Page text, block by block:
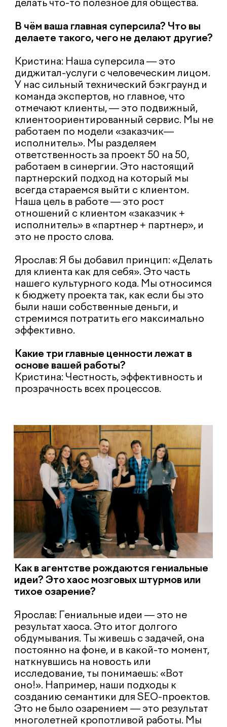
Как в агентстве рождаются гениальные
идеи? Это хаос мозговых штурмов или
тихое озарение?
Ярослав: Гениальные идеи — это не
результат хаоса. Это итог долгого
обдумывания. Ты живешь с задачей, она
постоянно на фоне, и в какой-то момент,
наткнувшись на новость или
исследование, ты понимаешь: «Вот
оно!». Например, наши подходы к
Это не было озарением — это результат
многолетней кропотливой работы. Мы
научились находить поисковые запросы,
которые упускают конкуренты, и
создавать такие ТЗ, по которым
экспертам приятно писать. В итоге наши
статьи получают в 2-3 раза больше
органического трафика.
Руслан: Лучшие идеи рождаются из
начинаем работать с новым брендом для
меня важно его «пощупать»: я стараюсь
купить всю линейку продукции, пробую,
чтобы понять, чем живет бренд и
действительно ли это качественный
продукт. Мы стремимся стать для
четкое понимание бизнес-задачи и ты
ставишь себя на место целевой
аудитории. Когда ты пытаешься понять,
как бы ты хотел, чтобы бренд с тобой
коммуницировал, и накладываешь это на
свою экспертизу — рождаются самые
эффективные решения.
Какой метафорой можно описать
атмосферу в команде?
Ярослав: Я представляю себе поляну, на
которой много уютных пещерок. Каждый
сидит в своей, думает, работает. А в
центре — костер, к которому все
выходят для обсуждений и встреч. Это
процесс перехода от индивидуальной
работы к коллективной.
Кристина: Моя метафора — жонглер.
Под каждую задачу мы собираем
жонглер выбирает нужные инструменты
для своего номера. Это умелое
балансирование ресурсами.
Руслан: Мы пытаемся структурировать
творческий хаос и найти свой путь. Мы
не берем готовые решения, а проживаем
каждый процесс самостоятельно. Когда
нам понадобился PR или отдел продаж,
мы изучали, пробовали, набивали шишки
получая опыт и адаптировали под себя.
Мы создаем свою «атмосферу», свое
внутреннее сообщество, со щепоткой
семейственности.
Какие три главные ценности лежат в
Кристина: Честность, эффективность и
прозрачность всех процессов.